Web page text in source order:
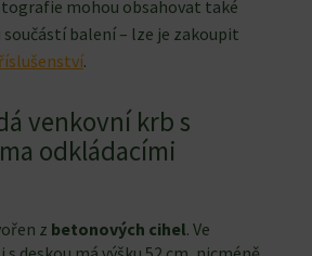
mohou obsahovat také
balení – lze je zakoupit
.
venkovní krb s
odkládacími
z betonových cihel. Ve